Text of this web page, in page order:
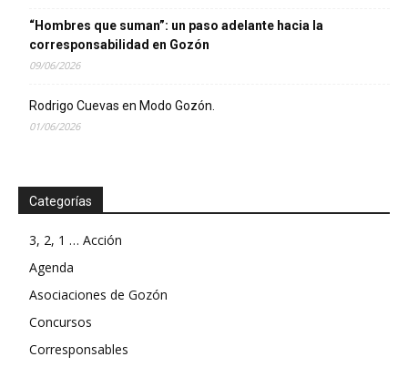
“Hombres que suman”: un paso adelante hacia la
corresponsabilidad en Gozón
09/06/2026
Rodrigo Cuevas en Modo Gozón.
01/06/2026
Categorías
3, 2, 1 … Acción
Agenda
Asociaciones de Gozón
Concursos
Corresponsables